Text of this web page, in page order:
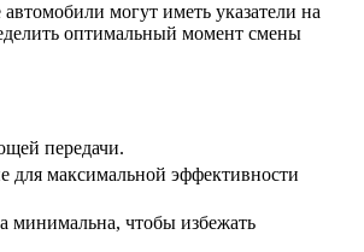
могут иметь указатели на
оптимальный момент смены
передачи.
для максимальной эффективности
минимальна, чтобы избежать